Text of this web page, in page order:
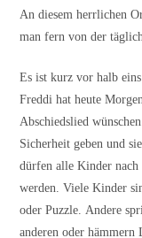
An diesem herrlichen
man fern von der
Es ist kurz vor halb
Freddi hat heute
Abschiedslied
Sicherheit geben und
dürfen alle Kinder nach
werden. Viele Kinder
oder Puzzle. Andere
anderen oder hämmern